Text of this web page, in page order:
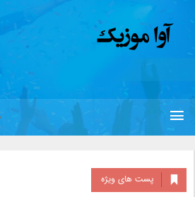
پست های ویژه